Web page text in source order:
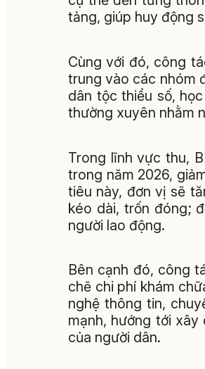
tảng, giúp huy động
Cùng với đó, công
trung vào các nhóm
dân tộc thiểu số,
thường xuyên nhằm
Trong lĩnh vực thu,
trong năm 2026,
tiêu này, đơn vị sẽ
kéo dài, trốn đóng;
người lao động.
Bên cạnh đó, công
chẽ chi phí khám
nghệ thông tin,
mạnh, hướng tới xây
của người dân.